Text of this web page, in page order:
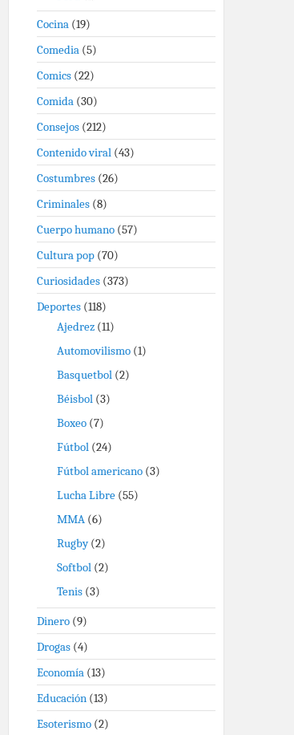
Cocina (19)
Comedia (5)
Comics (22)
Comida (30)
Consejos (212)
Contenido viral (43)
Costumbres (26)
Criminales (8)
Cuerpo humano (57)
Cultura pop (70)
Curiosidades (373)
Deportes (118)
Ajedrez (11)
Automovilismo (1)
Basquetbol (2)
Béisbol (3)
Boxeo (7)
Fútbol (24)
Fútbol americano (3)
Lucha Libre (55)
MMA (6)
Rugby(2)
Softbol (2)
Tenis (3)
Dinero (9)
Drogas (4)
Economía (13)
Educación (13)
Esoterismo (2)